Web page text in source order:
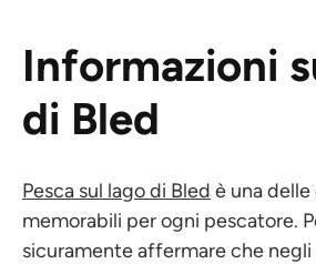
Informazioni
di Bled
Pesca sul lago di Bled è una
memorabili per ogni pescatore.
sicuramente affermare che